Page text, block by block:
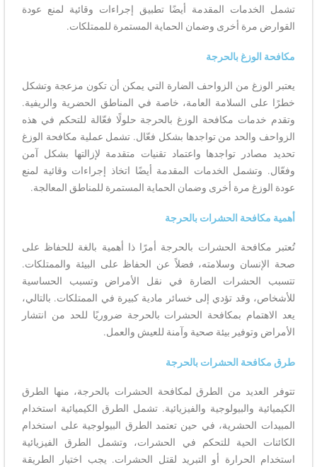
تشمل الخدمات المقدمة أيضًا تطبيق إجراءات وقائية لمنع عودة
القوارض مرة أخرى وضمان الحماية المستمرة للممتلكات.
مكافحة الوزغ بالحرجة
يعتبر الوزغ من الزواحف الضارة التي يمكن أن تكون مزعجة وتشكل
خطرًا على السلامة العامة، خاصة في المناطق الحضرية والريفية.
وتقدم خدمات مكافحة الوزغ بالحرجة حلولًا فعّالة للتحكم في هذه
الزواحف والحد من تواجدها بشكل فعّال. تشمل عملية مكافحة الوزغ
تحديد مصادر تواجدها واعتماد تقنيات متقدمة لإزالتها بشكل آمن
وفعّال. وتشمل الخدمات المقدمة أيضًا اتخاذ إجراءات وقائية لمنع
عودة الوزغ مرة أخرى وضمان الحماية المستمرة للمناطق المعالجة.
أهمية مكافحة الحشرات بالحرجة
تُعتبر مكافحة الحشرات بالحرجة أمرًا ذا أهمية بالغة للحفاظ على
صحة الإنسان وسلامته، فضلاً عن الحفاظ على البيئة والممتلكات.
تتسبب الحشرات الضارة في نقل الأمراض وتسبب الحساسية
للأشخاص، وقد تؤدي إلى خسائر مادية كبيرة في الممتلكات. بالتالي،
يعد الاهتمام بمكافحة الحشرات بالحرجة ضروريًا للحد من انتشار
الأمراض وتوفير بيئة صحية وآمنة للعيش والعمل.
طرق مكافحة الحشرات بالحرجة
تتوفر العديد من الطرق لمكافحة الحشرات بالحرجة، منها الطرق
الكيميائية والبيولوجية والفيزيائية. تشمل الطرق الكيميائية استخدام
المبيدات الحشرية، في حين تعتمد الطرق البيولوجية على استخدام
الكائنات الحية للتحكم في الحشرات، وتشمل الطرق الفيزيائية
استخدام الحرارة أو التبريد لقتل الحشرات. يجب اختيار الطريقة